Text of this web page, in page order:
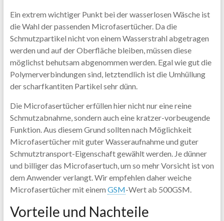
Ein extrem wichtiger Punkt bei der wasserlosen Wäsche ist
die Wahl der passenden Microfasertücher. Da die
Schmutzpartikel nicht von einem Wasserstrahl abgetragen
werden und auf der Oberfläche bleiben, müssen diese
möglichst behutsam abgenommen werden. Egal wie gut die
Polymerverbindungen sind, letztendlich ist die Umhüllung
der scharfkantiten Partikel sehr dünn.
Die Microfasertücher erfüllen hier nicht nur eine reine
Schmutzabnahme, sondern auch eine kratzer-vorbeugende
Funktion. Aus diesem Grund sollten nach Möglichkeit
Microfasertücher mit guter Wasseraufnahme und guter
Schmutztransport-Eigenschaft gewählt werden. Je dünner
und billiger das Microfasertuch, um so mehr Vorsicht ist von
dem Anwender verlangt. Wir empfehlen daher weiche
Microfasertücher mit einem GSM-Wert ab 500GSM.
Vorteile und Nachteile